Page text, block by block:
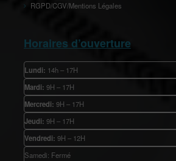
RGPD/CGV/Mentions Légales
Horaires d’ouverture
Lundi: 14h – 17H
Mardi: 9H – 17H
Mercredi: 9H – 17H
Jeudi: 9H – 17H
Vendredi: 9H – 12H
Samedi: Fermé